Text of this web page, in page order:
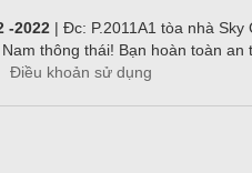
-2022| Đc: P.2011A1 tòa nhà Sky
thông thái! Bạn hoàn toàn
Điều khoản sử dụng